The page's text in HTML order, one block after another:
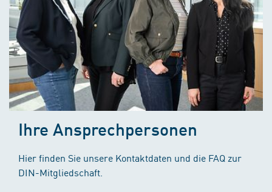
Ihre Ansprechpersonen
Hier finden Sie unsere Kontaktdaten und die FAQ zur
DIN-Mitgliedschaft.